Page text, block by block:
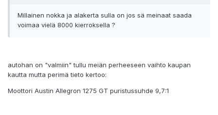
Millainen nokka ja alakerta sulla on jos sä meinaat saada
voimaa vielä 8000 kierroksella ?
autohan on "valmiin" tullu meiän perheeseen vaihto kaupan
kautta mutta perimä tieto kertoo:
Moottori Austin Allegron 1275 GT puristussuhde 9,7:1